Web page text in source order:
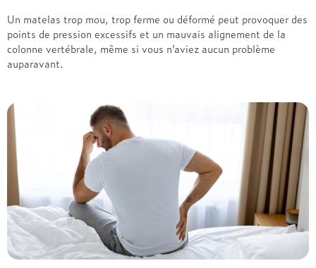
Un matelas trop mou, trop ferme ou déformé peut provoquer des
points de pression excessifs et un mauvais alignement de la
colonne vertébrale, même si vous n’aviez aucun problème
auparavant.